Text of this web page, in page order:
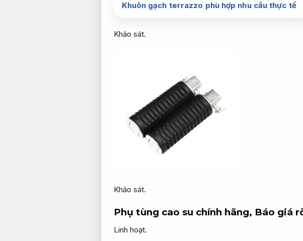
Khuôn gạch terrazzo phù hợp nhu cầu thực tế
Khảo sát.
Khảo sát.
Phụ tùng cao su chính hãng, Báo giá
Linh hoạt.